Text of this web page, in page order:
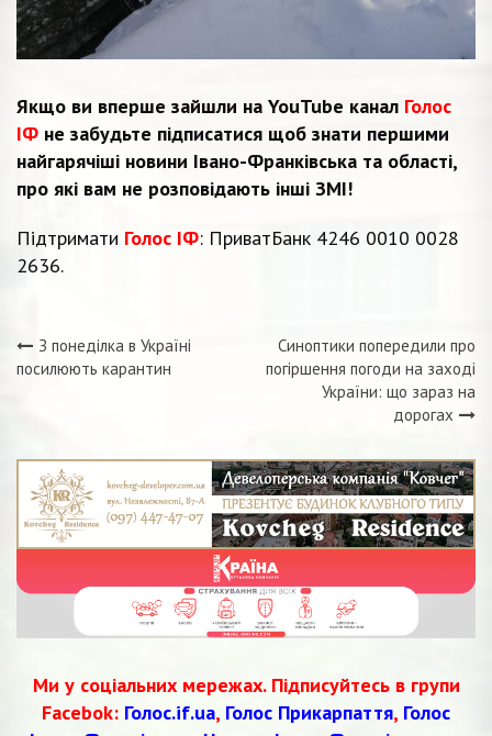
Якщо ви вперше зайшли на YouTube канал Голос
ІФ не забудьте підписатися щоб знати першими
найгарячіші новини Івано-Франківська та області,
про які вам не розповідають інші ЗМІ!
Підтримати Голос ІФ: ПриватБанк 4246 0010 0028
2636.
Навігація
З понеділка в Україні
посилюють карантин
Синоптики попередили про
погіршення погоди на заході
України: що зараз на
дорогах
Ми у соціальних мережах. Підписуйтесь в групи
Facebok: Голос.if.ua, Голос Прикарпаття, Голос